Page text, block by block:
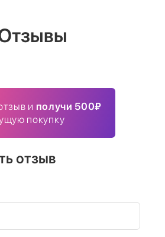
и получи 500₽
покупку
отзыв